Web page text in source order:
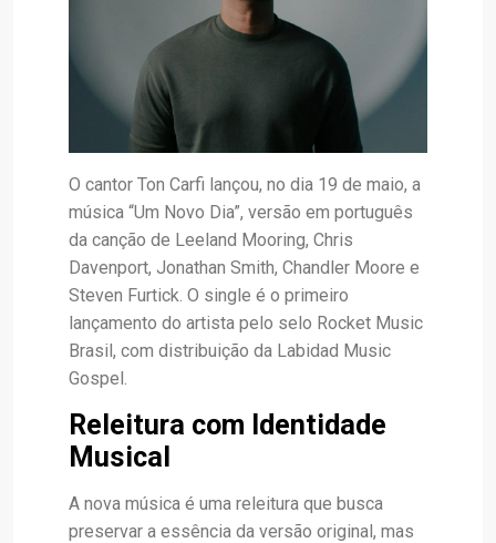
O cantor Ton Carfi lançou, no dia 19 de maio, a
música “Um Novo Dia”, versão em português
da canção de Leeland Mooring, Chris
Davenport, Jonathan Smith, Chandler Moore e
Steven Furtick. O single é o primeiro
lançamento do artista pelo selo Rocket Music
Brasil, com distribuição da Labidad Music
Gospel.
Releitura com Identidade
Musical
A nova música é uma releitura que busca
preservar a essência da versão original, mas